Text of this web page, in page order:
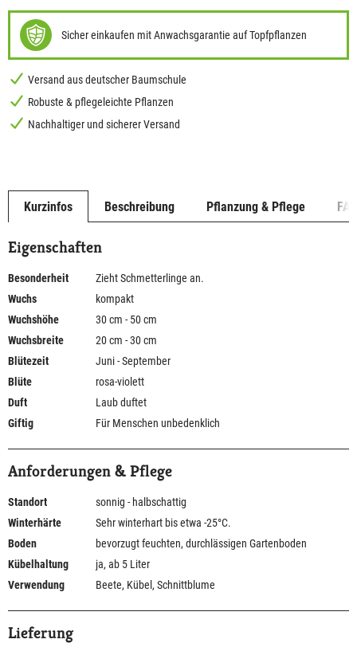
Sicher einkaufen mit Anwachsgarantie auf Topfpflanzen
Versand aus deutscher Baumschule
Robuste & pflegeleichte Pflanzen
Nachhaltiger und sicherer Versand
Kurzinfos Beschreibung Pflanzung & Pflege
Eigenschaften
Besonderheit
Zieht Schmetterlinge an.
Wuchs
kompakt
Wuchshöhe
30 cm - 50 cm
Wuchsbreite
20 cm - 30 cm
Blütezeit
Juni - September
Blüte
rosa-violett
Duft
Laub duftet
Giftig
Für Menschen unbedenklich
Anforderungen & Pflege
Standort
sonnig - halbschattig
Winterhärte
Sehr winterhart bis etwa -25°C.
Boden
bevorzugt feuchten, durchlässigen Gartenboden
Kübelhaltung
ja, ab 5 Liter
Verwendung
Beete, Kübel, Schnittblume
Lieferung